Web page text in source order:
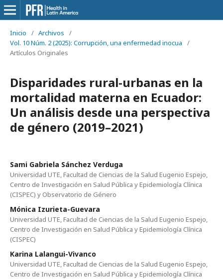
Inicio / Archivos
/
Vol. 10 Núm. 2 (2025): Corrupción, una enfermedad inocua
/
Artículos Originales
Disparidades rural-urbanas en la
mortalidad materna en Ecuador:
Un análisis desde una perspectiva
de género (2019–2021)
Sami Gabriela Sánchez Verduga
Universidad UTE, Facultad de Ciencias de la Salud Eugenio Espejo,
Centro de Investigación en Salud Pública y Epidemiología Clínica
(CISPEC) y Observatorio de Género
Mónica Izurieta-Guevara
Universidad UTE, Facultad de Ciencias de la Salud Eugenio Espejo,
Centro de Investigación en Salud Pública y Epidemiología Clínica
(CISPEC)
Karina Lalangui-Vivanco
Universidad UTE, Facultad de Ciencias de la Salud Eugenio Espejo,
Centro de Investigación en Salud Pública y Epidemiología Clínica